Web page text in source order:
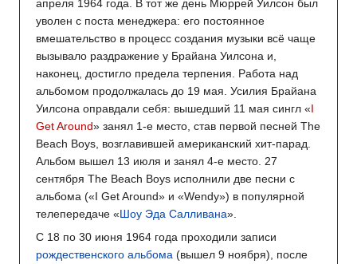
апреля 1964 года. В тот же день Мюррей Уилсон был
уволен с поста менеджера: его постоянное
вмешательство в процесс создания музыки всё чаще
вызывало раздражение у Брайана Уилсона и,
наконец, достигло предела терпения. Работа над
альбомом продолжалась до 19 мая. Усилия Брайана
Уилсона оправдали себя: вышедший 11 мая сингл «I
Get Around» занял 1-е место, став первой песней The
Beach Boys, возглавившей американский хит-парад.
Альбом вышел 13 июля и занял 4-е место. 27
сентября The Beach Boys исполнили две песни с
альбома («I Get Around» и «Wendy») в популярной
телепередаче «Шоу Эда Салливана».
С 18 по 30 июня 1964 года проходили записи
рождественского альбома (вышел 9 ноября), после